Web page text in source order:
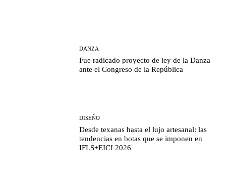
DANZA
Fue radicado proyecto de ley de la Danza
ante el Congreso de la República
DISEÑO
Desde texanas hasta el lujo artesanal: las
tendencias en botas que se imponen en
IFLS+EICI 2026